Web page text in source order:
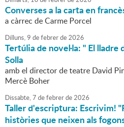
Converses a la carta en
a càrrec de Carme Porcel
Dilluns,9 defebrerde2026
Tertúlia de novel·la: " El
Solla
amb el director de teatre David
Mercè Boher
Dissabte,7 defebrerde2026
Taller d'escriptura: Escrivim!
històries que neixen als